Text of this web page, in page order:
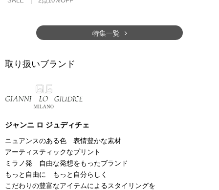
特集一覧
取り扱いブランド
ジャンニ ロ ジュディチェ
ニュアンスのある色 表情豊かな素材
アーティスティックなプリント
ミラノ発 自由な発想をもったブランド
もっと自由に もっと自分らしく
こだわりの豊富なアイテムによるスタイリングを